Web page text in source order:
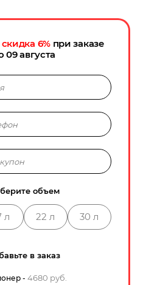
скидка 6%при заказе
объем
л 22 л 30 л
в заказ
- 4680 руб.